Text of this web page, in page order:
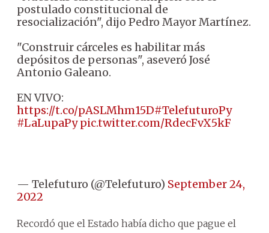
postulado constitucional de
resocialización", dijo Pedro Mayor Martínez.
"Construir cárceles es habilitar más
depósitos de personas", aseveró José
Antonio Galeano.
EN VIVO:
https://t.co/pASLMhm15D#TelefuturoPy
#LaLupaPy pic.twitter.com/RdecFvX5kF
— Telefuturo (@Telefuturo) September 24,
2022
Recordó que el Estado había dicho que pague el